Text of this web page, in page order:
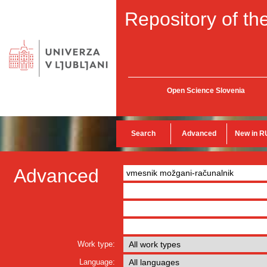
Repository of
Open Science Slovenia
Search Advanced New in
Advanced
Work type:
Language: